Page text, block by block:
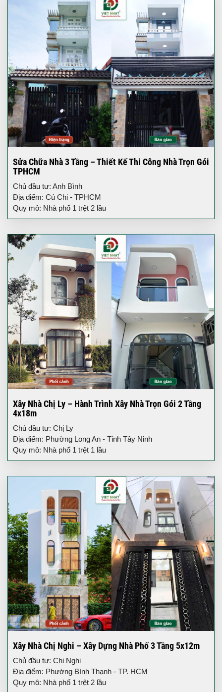
Sửa Chữa Nhà 3 Tầng – Thiết Kế Thi Công Nhà Trọn Gói
TPHCM
Chủ đầu tư: Anh Bình
Địa điểm: Củ Chi - TPHCM
Quy mô: Nhà phố 1 trệt 2 lầu
Xây Nhà Chị Ly – Hành Trình Xây Nhà Trọn Gói 2 Tầng
4x18m
Chủ đầu tư: Chị Ly
Địa điểm: Phường Long An - Tỉnh Tây Ninh
Quy mô: Nhà phố 1 trệt 1 lầu
Xây Nhà Chị Nghi – Xây Dựng Nhà Phố 3 Tầng 5x12m
Chủ đầu tư: Chị Nghi
Địa điểm: Phường Bình Thạnh - TP. HCM
Quy mô: Nhà phố 1 trệt 2 lầu